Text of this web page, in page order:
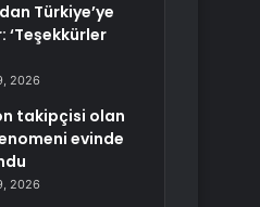
Türkiye’ye
‘Teşekkürler
2026
takipçisi olan
evinde
2026